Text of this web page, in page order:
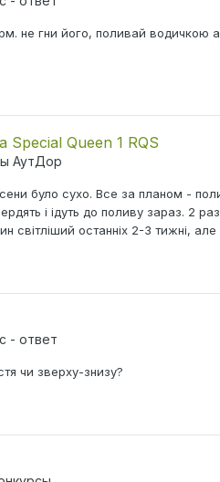
не гни його, поливай водичкою
Queen 1 RQS
АутДор
було сухо. Все за планом -
і ідуть до поливу зараз. 2
світліший останніх 2-3 тижні,
- ответ
чи зверху-знизу?